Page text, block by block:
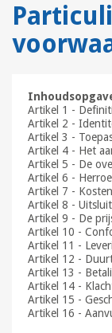
Artikel 1 -
Artikel 2 -
Artikel 3 -
Artikel 4 - Het
Artikel 5 - De
Artikel 6 -
Artikel 7 -
Artikel 8 -
Artikel 9 - De
Artikel 10 -
Artikel 11 -
Artikel 12 -
Artikel 13 -
Artikel 14 -
Artikel 15 -
Artikel 16 -